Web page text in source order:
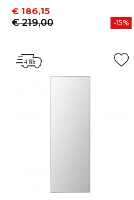
Prijs
€ 186,15
Normale prijs
€ 219,00
-15%